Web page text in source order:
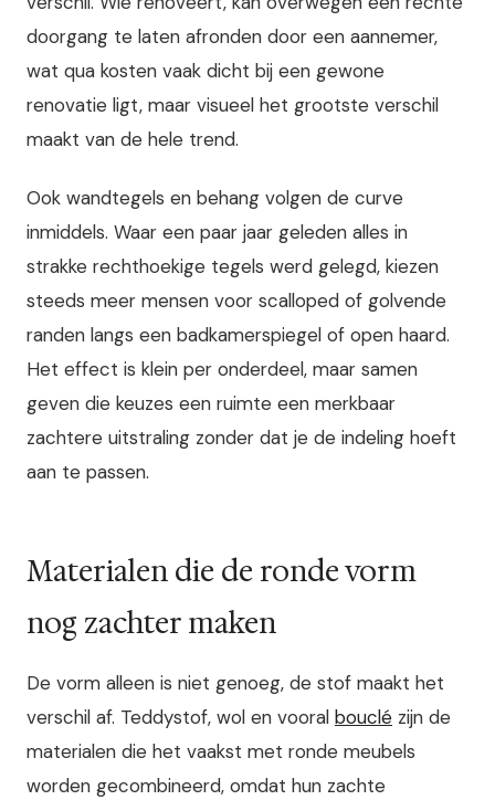
doorgang te laten afronden door een aannemer,
wat qua kosten vaak dicht bij een gewone
renovatie ligt, maar visueel het grootste verschil
maakt van de hele trend.
Ook wandtegels en behang volgen de curve
inmiddels. Waar een paar jaar geleden alles in
strakke rechthoekige tegels werd gelegd, kiezen
steeds meer mensen voor scalloped of golvende
randen langs een badkamerspiegel of open haard.
Het effect is klein per onderdeel, maar samen
geven die keuzes een ruimte een merkbaar
zachtere uitstraling zonder dat je de indeling hoeft
aan te passen.
Materialen die de ronde vorm
nog zachter maken
De vorm alleen is niet genoeg, de stof maakt het
verschil af. Teddystof, wol en vooral bouclé zijn de
materialen die het vaakst met ronde meubels
worden gecombineerd, omdat hun zachte